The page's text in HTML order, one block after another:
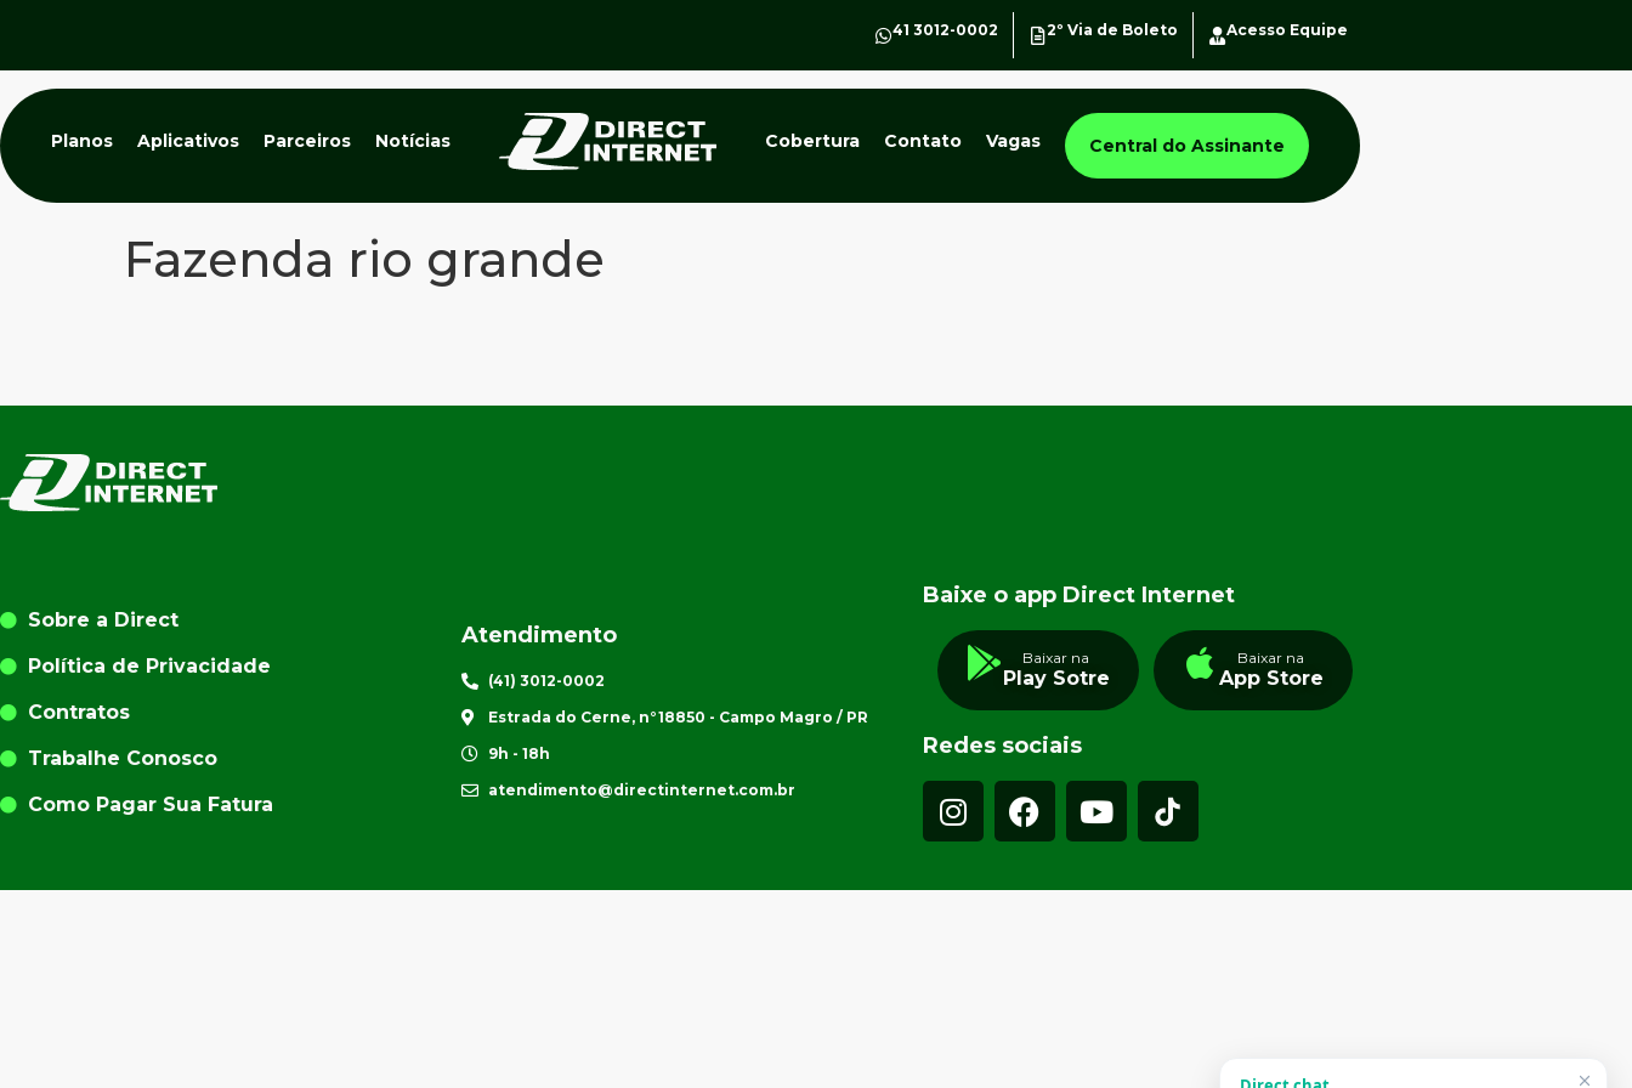
41 3012-0002 2º Via de Boleto Acesso Equipe
Planos Aplicativos Parceiros Notícias Cobertura Contato Vagas Central do Assinante
Fazenda rio grande
Sobre a Direct
Política de Privacidade
Contratos
Trabalhe Conosco
Como Pagar Sua Fatura
Atendimento
(41) 3012-0002
Estrada do Cerne, n°18850 - Campo Magro / PR
9h - 18h
atendimento@directinternet.com.br
Baixe o app Direct Internet
Baixar na
Play Sotre
Baixar na
App Store
Redes sociais